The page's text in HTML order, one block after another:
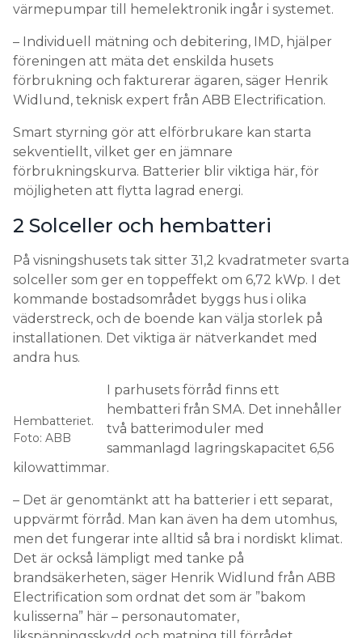
värmepumpar till hemelektronik ingår i systemet.
– Individuell mätning och debitering, IMD, hjälper
föreningen att mäta det enskilda husets
förbrukning och fakturerar ägaren, säger Henrik
Widlund, teknisk expert från ABB Electrification.
Smart styrning gör att elförbrukare kan starta
sekventiellt, vilket ger en jämnare
förbrukningskurva. Batterier blir viktiga här, för
möjligheten att flytta lagrad energi.
2 Solceller och hembatteri
På visningshusets tak sitter 31,2 kvadratmeter svarta
solceller som ger en toppeffekt om 6,72 kWp. I det
kommande bostadsområdet byggs hus i olika
väderstreck, och de boende kan välja storlek på
installationen. Det viktiga är nätverkandet med
andra hus.
Hembatteriet.
Foto: ABB
I parhusets förråd finns ett
hembatteri från SMA. Det innehåller
två batterimoduler med
sammanlagd lagringskapacitet 6,56
kilowattimmar.
– Det är genomtänkt att ha batterier i ett separat,
uppvärmt förråd. Man kan även ha dem utomhus,
men det fungerar inte alltid så bra i nordiskt klimat.
Det är också lämpligt med tanke på
brandsäkerheten, säger Henrik Widlund från ABB
Electrification som ordnat det som är ”bakom
kulisserna” här – personautomater,